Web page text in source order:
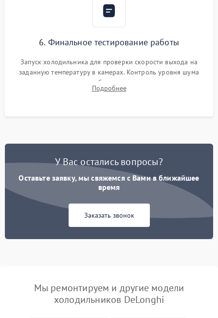
6. Финальное тестирование работы
Запуск холодильника для проверки скорости выхода на
заданную температуру в камерах. Контроль уровня шума
компрессора, отсутствия обмерзания стенок и корректного
срабатывания системы автоматической оттайки.
Подробнее
У Вас остались вопросы?
Оставьте заявку, мы свяжемся с Вами в ближайшее
время
Заказать звонок
Мы ремонтируем и другие модели
холодильников DeLonghi